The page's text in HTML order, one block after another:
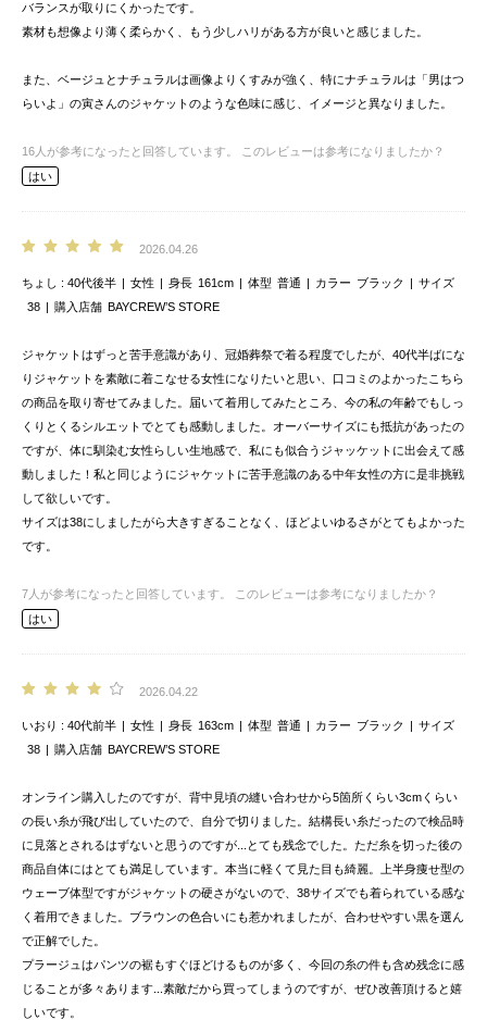
バランスが取りにくかったです。
素材も想像より薄く柔らかく、もう少しハリがある方が良いと感じました。
また、ベージュとナチュラルは画像よりくすみが強く、特にナチュラルは「男はつ
らいよ」の寅さんのジャケットのような色味に感じ、イメージと異なりました。
16 人が参考になったと回答しています。
このレビューは参考になりましたか？
はい
2026.04.26
ちょし 40代後半 女性 身長 161cm 体型 普通 カラー ブラック
サイズ
38
購入店舗 BAYCREW’S STORE
ジャケットはずっと苦手意識があり、冠婚葬祭で着る程度でしたが、40代半ばにな
りジャケットを素敵に着こなせる女性になりたいと思い、口コミのよかったこちら
の商品を取り寄せてみました。届いて着用してみたところ、今の私の年齢でもしっ
くりとくるシルエットでとても感動しました。オーバーサイズにも抵抗があったの
ですが、体に馴染む女性らしい生地感で、私にも似合うジャッケットに出会えて感
動しました！私と同じようにジャケットに苦手意識のある中年女性の方に是非挑戦
して欲しいです。
サイズは38にしましたがら大きすぎることなく、ほどよいゆるさがとてもよかった
です。
7 人が参考になったと回答しています。
このレビューは参考になりましたか？
はい
2026.04.22
いおり 40代前半 女性 身長 163cm 体型 普通 カラー ブラック
サイズ
38
購入店舗 BAYCREW’S STORE
オンライン購入したのですが、背中見頃の縫い合わせから5箇所くらい3cmくらい
の長い糸が飛び出していたので、自分で切りました。結構長い糸だったので検品時
に見落とされるはずないと思うのですが...とても残念でした。ただ糸を切った後の
商品自体にはとても満足しています。本当に軽くて見た目も綺麗。上半身痩せ型の
ウェーブ体型ですがジャケットの硬さがないので、38サイズでも着られている感な
く着用できました。ブラウンの色合いにも惹かれましたが、合わせやすい黒を選ん
で正解でした。
プラージュはパンツの裾もすぐほどけるものが多く、今回の糸の件も含め残念に感
じることが多々あります...素敵だから買ってしまうのですが、ぜひ改善頂けると嬉
しいです。